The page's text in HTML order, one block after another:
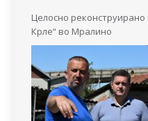
Целосно
Крле“ во Мралино